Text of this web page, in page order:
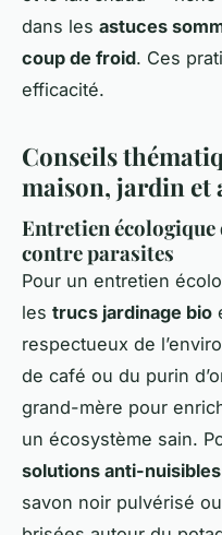
dans les astuces
coup de froid. Ces
efficacité.
Conseils
maison, jardin et
Entretien
contre parasites
Pour un entretien
les trucs jardinage bio
respectueux de
de café ou du purin
grand-mère pour
un écosystème sain.
solutions anti-nuisibles
savon noir pulvérisé